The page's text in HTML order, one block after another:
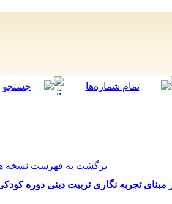
برگشت به فهرست نسخه
مبنای تجربه نگاری تربیت دینی دوره